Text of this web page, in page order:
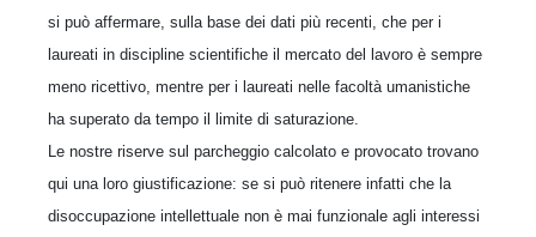
si può affermare, sulla base dei dati più recenti, che per i
laureati in discipline scientifiche il mercato del lavoro è sempre
meno ricettivo, mentre per i laureati nelle facoltà umanistiche
ha superato da tempo il limite di saturazione.
Le nostre riserve sul parcheggio calcolato e provocato trovano
qui una loro giustificazione: se si può ritenere infatti che la
disoccupazione intellettuale non è mai funzionale agli interessi